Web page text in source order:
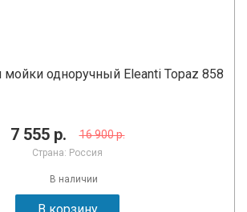
мойки одноручный Eleanti Topaz 858
7 555 р. 16 900 р.
Страна: Россия
В наличии